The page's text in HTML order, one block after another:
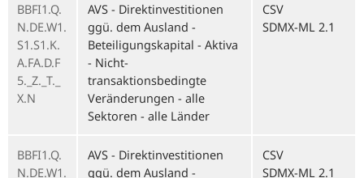
BBFI1.Q.
N.DE.W1.
S1.S1.K.
A.FA.D.F
5._Z._T._
X.N
AVS - Direktinvestitionen
ggü. dem Ausland -
Beteiligungskapital - Aktiva
- Nicht-
transaktionsbedingte
Veränderungen - alle
Sektoren - alle Länder
CSV
SDMX-ML 2.1
BBFI1.Q.
N.DE.W1.
AVS - Direktinvestitionen
ggü. dem Ausland -
CSV
SDMX-ML 2.1